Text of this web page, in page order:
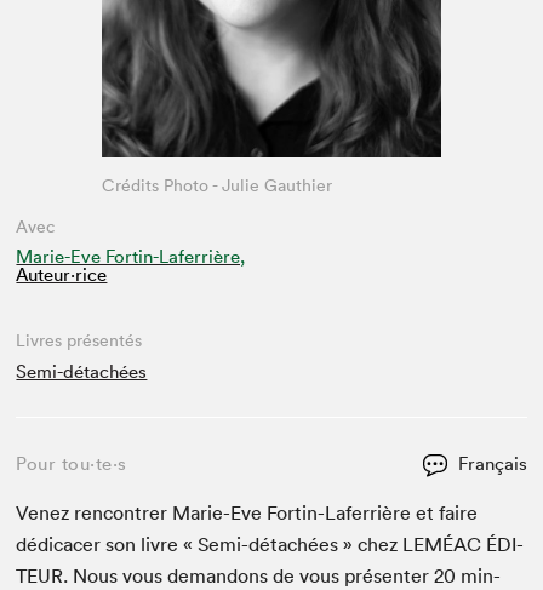
Avec
Marie-Eve Fortin-Laferrière,
Auteur·rice
Crédits Photo - Julie Gauthier
Livres présentés
Semi-détachées
Pour tou⋅te⋅s Français
Venez ren­con­tr­er Marie-Eve Fortin-Lafer­rière et faire
dédi­cac­er son livre « Semi-détachées » chez LEMÉAC ÉDI­
TEUR. Nous vous deman­dons de vous présen­ter20 min­